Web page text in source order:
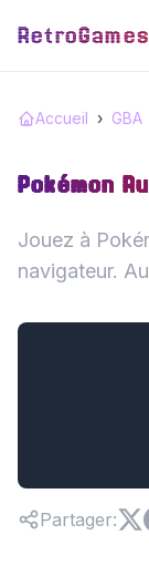
RetroGames
Accueil › GBA
Pokémon
Jouez à
navigateur.
Partager: